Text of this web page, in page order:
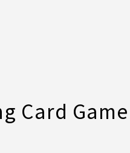
Card Game